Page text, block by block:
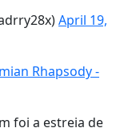
April 19,
Rhapsody -
foi a estreia de